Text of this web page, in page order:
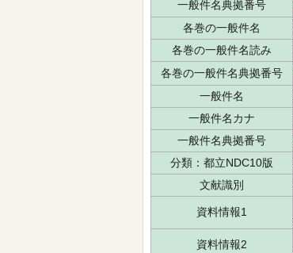
一般件名典拠番号
各巻の一般件名
各巻の一般件名読み
各巻の一般件名典拠番号
一般件名
一般件名カナ
一般件名典拠番号
分類：都立NDC10版
文献識別
資料情報1
資料情報2